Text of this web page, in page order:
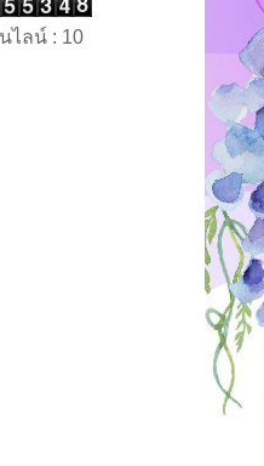
ไลน์ : 10